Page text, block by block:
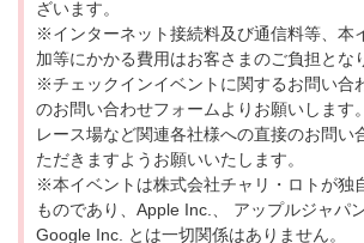
ざいます。
※インターネット接続料及び通信料等、本
加等にかかる費用はお客さまのご負担とな
※チェックインイベントに関するお問い合
のお問い合わせフォームよりお願いします
レース場など関連各社様への直接のお問い
ただきますようお願いいたします。
※本イベントは株式会社チャリ・ロトが独
ものであり、Apple Inc.、 アップルジャパ
Google Inc. とは一切関係はありません。